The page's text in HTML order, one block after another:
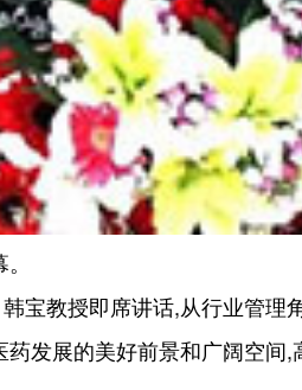
宝教授即席讲话,从行业管
发展的美好前景和广阔空